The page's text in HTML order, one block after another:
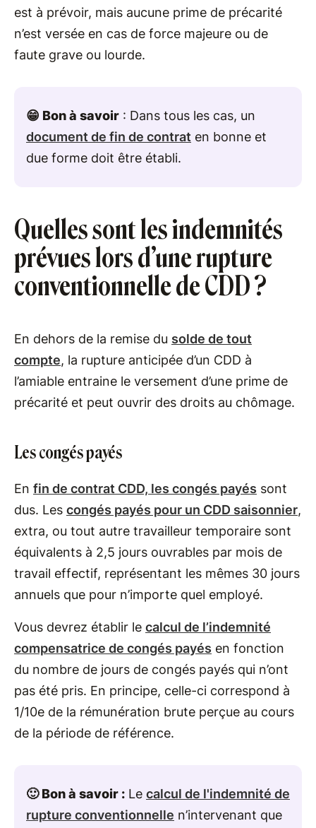
est à prévoir, mais aucune prime de précarité
n’est versée en cas de force majeure ou de
faute grave ou lourde.
😁 Bon à savoir : Dans tous les cas, un
document de fin de contrat en bonne et
due forme doit être établi.
Quelles sont les indemnités
prévues lors d’une rupture
conventionnelle de CDD ?
En dehors de la remise du solde de tout
compte, la rupture anticipée d’un CDD à
l’amiable entraine le versement d’une prime de
précarité et peut ouvrir des droits au chômage.
Les congés payés
En fin de contrat CDD, les congés payés sont
dus. Les congés payés pour un CDD saisonnier,
extra, ou tout autre travailleur temporaire sont
équivalents à 2,5 jours ouvrables par mois de
travail effectif, représentant les mêmes 30 jours
annuels que pour n’importe quel employé.
Vous devrez établir le calcul de l’indemnité
compensatrice de congés payés en fonction
du nombre de jours de congés payés qui n’ont
pas été pris. En principe, celle-ci correspond à
1/10e de la rémunération brute perçue au cours
de la période de référence.
🙂 Bon à savoir : Le calcul de l'indemnité de
rupture conventionnelle n’intervenant que